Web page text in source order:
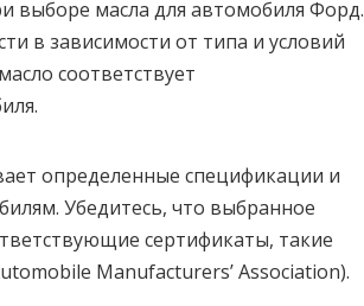
выборе масла для автомобиля Форд.
в зависимости от типа и условий
соответствует
определенные спецификации и
Убедитесь, что выбранное
сертификаты, такие
Manufacturers’ Association).